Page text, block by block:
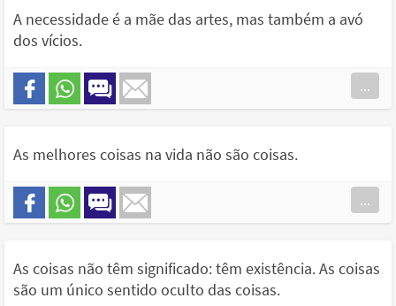
A necessidade é a mãe das artes, mas também a avó
dos vícios.
...
As melhores coisas na vida não são coisas.
...
As coisas não têm significado: têm existência. As coisas
são um único sentido oculto das coisas.